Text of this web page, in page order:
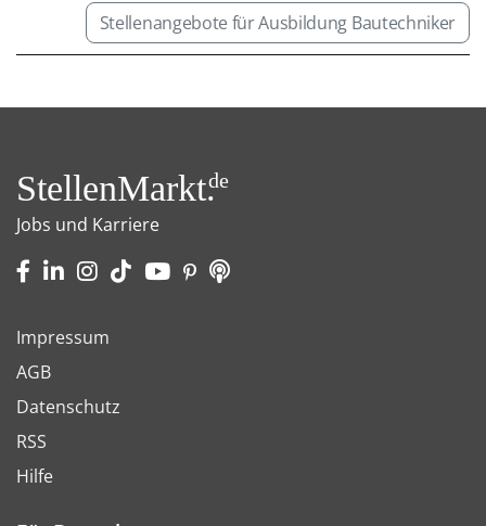
Stellenangebote für Ausbildung Bautechniker
StellenMarkt.de
Jobs und Karriere
Impressum
AGB
Datenschutz
RSS
Hilfe